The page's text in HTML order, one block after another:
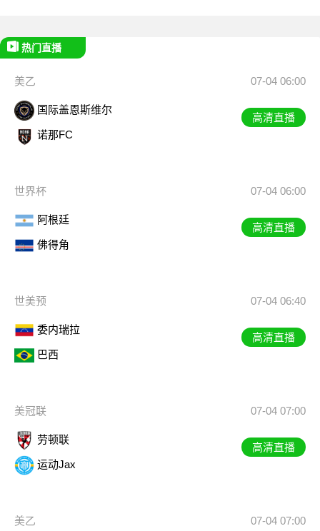
热门直播
美乙 07-04 06:00
国际盖恩斯维尔
诺那FC
高清直播
世界杯 07-04 06:00
阿根廷
佛得角
高清直播
世美预 07-04 06:40
委内瑞拉
巴西
高清直播
美冠联 07-04 07:00
劳顿联
运动Jax
高清直播
美乙 07-04 07:00